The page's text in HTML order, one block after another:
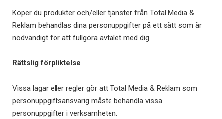
Köper du produkter och/eller tjänster från Total Media &
Reklam behandlas dina personuppgifter på ett sätt som är
nödvändigt för att fullgöra avtalet med dig.
Rättslig förpliktelse
Vissa lagar eller regler gör att Total Media & Reklam som
personuppgiftsansvarig måste behandla vissa
personuppgifter i verksamheten.